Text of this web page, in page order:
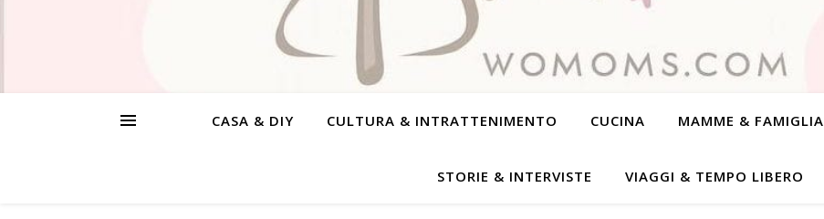
CASA & DIY CULTURA & INTRATTENIMENTO CUCINA MAMME & FAMIGLIA
STORIE & INTERVISTE VIAGGI & TEMPO LIBERO